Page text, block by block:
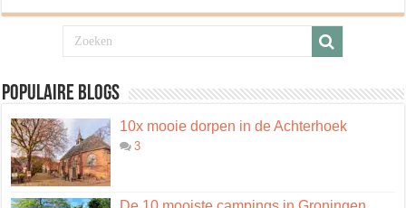
Populaire blogs
10x mooie dorpen in de Achterhoek
3